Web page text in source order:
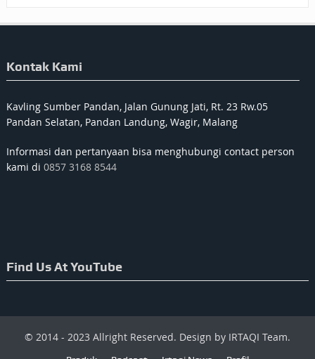
Kontak Kami
Kavling Sumber Pandan, Jalan Gunung Jati, Rt. 23 Rw.05
Pandan Selatan, Pandan Landung, Wagir, Malang
Informasi dan pertanyaan bisa menghubungi contact person
kami di 0857 3168 8544
Find Us At YouTube
© 2014 - 2023 Allright Reserved. Design by IRTAQI Team.